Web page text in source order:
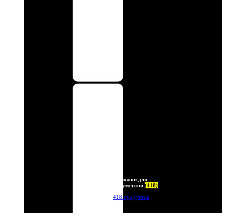
Обложки для
документов (418)
418 продуктов